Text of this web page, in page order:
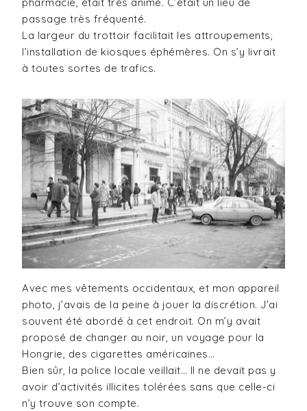
passage très fréquenté.
La largeur du trottoir facilitait les attroupements,
l’installation de kiosques éphémères. On s’y livrait
à toutes sortes de trafics.
Avec mes vêtements occidentaux, et mon appareil
photo, j’avais de la peine à jouer la discrétion. J’ai
souvent été abordé à cet endroit. On m’y avait
proposé de changer au noir, un voyage pour la
Hongrie, des cigarettes américaines…
Bien sûr, la police locale veillait… Il ne devait pas y
avoir d’activités illicites tolérées sans que celle-ci
n’y trouve son compte.